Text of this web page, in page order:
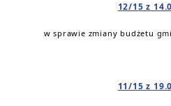
12/15 z
w sprawie zmiany budżetu
11/15 z